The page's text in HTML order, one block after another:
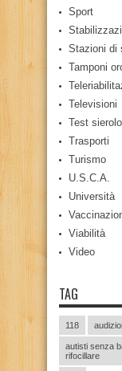
Sport
Stazioni di
Tamponi
Televisioni
Test
Trasporti
Turismo
U.S.C.A.
Università
Viabilità
Video
TAG
118
autisti senza
rifocillare